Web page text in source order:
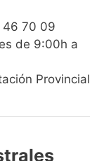
46 70 09
de 9:00h a
Provincial